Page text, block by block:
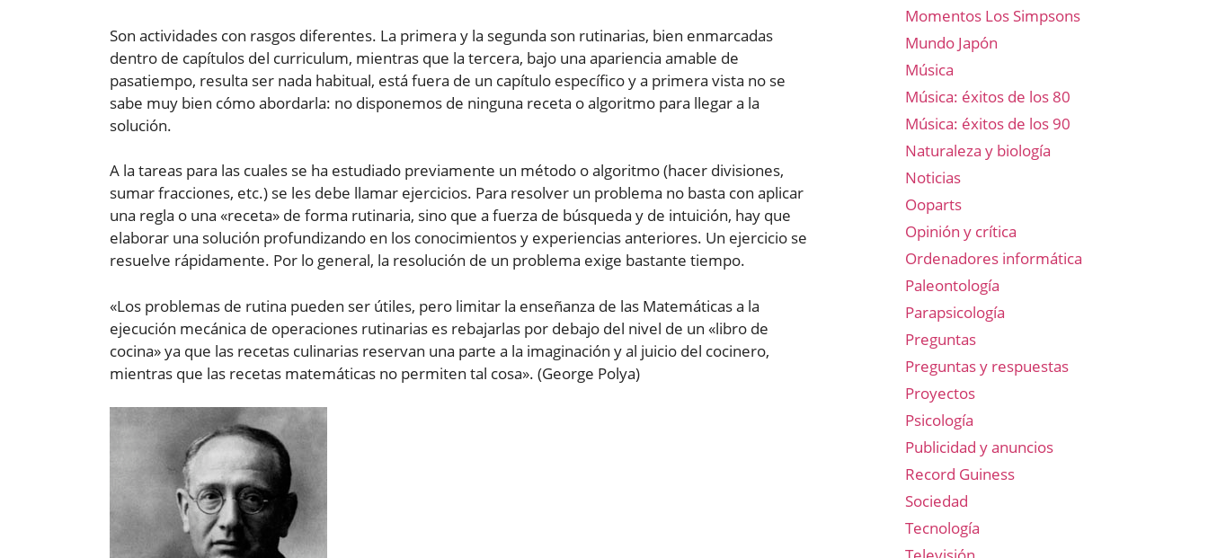
Son actividades con rasgos diferentes. La primera y la segunda son rutinarias, bien enmarcadas
dentro de capítulos del curriculum, mientras que la tercera, bajo una apariencia amable de
pasatiempo, resulta ser nada habitual, está fuera de un capítulo específico y a primera vista no se
sabe muy bien cómo abordarla: no disponemos de ninguna receta o algoritmo para llegar a la
solución.
A la tareas para las cuales se ha estudiado previamente un método o algoritmo (hacer divisiones,
sumar fracciones, etc.) se les debe llamar ejercicios. Para resolver un problema no basta con aplicar
una regla o una «receta» de forma rutinaria, sino que a fuerza de búsqueda y de intuición, hay que
elaborar una solución profundizando en los conocimientos y experiencias anteriores. Un ejercicio se
resuelve rápidamente. Por lo general, la resolución de un problema exige bastante tiempo.
«Los problemas de rutina pueden ser útiles, pero limitar la enseñanza de las Matemáticas a la
ejecución mecánica de operaciones rutinarias es rebajarlas por debajo del nivel de un «libro de
cocina» ya que las recetas culinarias reservan una parte a la imaginación y al juicio del cocinero,
mientras que las recetas matemáticas no permiten tal cosa». (George Polya)
Momentos Los Simpsons
Mundo Japón
Música
Música: éxitos de los 80
Música: éxitos de los 90
Naturaleza y biología
Noticias
Ooparts
Opinión y crítica
Ordenadores informática
Paleontología
Parapsicología
Preguntas
Preguntas y respuestas
Proyectos
Psicología
Publicidad y anuncios
Record Guiness
Sociedad
Tecnología